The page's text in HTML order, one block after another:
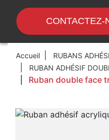
CONTACTEZ-
Accueil
RUBANS
RUBAN ADHÉSIF
Ruban double face